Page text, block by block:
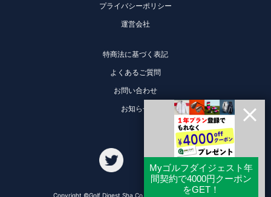
プライバシーポリシー
運営会社
特商法に基づく表記
よくあるご質問
お問い合わせ
お知らせ
Copyright ©Golf Digest Sha Co., Ltd. All Rights Reserved.